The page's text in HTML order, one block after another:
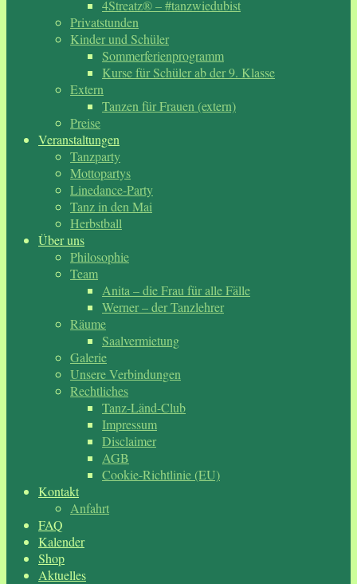
4Streatz® – #tanzwiedubist
Privatstunden
Kinder und Schüler
Sommerferienprogramm
Kurse für Schüler ab der 9. Klasse
Extern
Tanzen für Frauen (extern)
Preise
Veranstaltungen
Tanzparty
Mottopartys
Linedance-Party
Tanz in den Mai
Herbstball
Über uns
Philosophie
Team
Anita – die Frau für alle Fälle
Werner – der Tanzlehrer
Räume
Saalvermietung
Galerie
Unsere Verbindungen
Rechtliches
Tanz-Länd-Club
Impressum
Disclaimer
AGB
Cookie-Richtlinie (EU)
Kontakt
Anfahrt
FAQ
Kalender
Shop
Aktuelles